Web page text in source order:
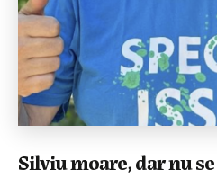
Silviu moare, dar nu